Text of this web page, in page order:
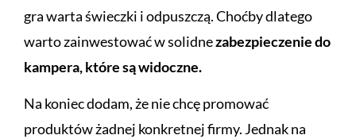
gra warta świeczki i odpuszczą. Choćby dlatego
warto zainwestować w solidnezabezpieczenie do
kampera, które są widoczne.
Na koniec dodam, że nie chcę promować
produktów żadnej konkretnej firmy. Jednak na